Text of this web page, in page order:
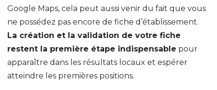
Google Maps, cela peut aussi venir du fait que vous
ne possédez pas encore de fiche d’établissement.
La création et la validation de votre fiche
restent la première étape indispensable pour
apparaître dans les résultats locaux et espérer
atteindre les premières positions.